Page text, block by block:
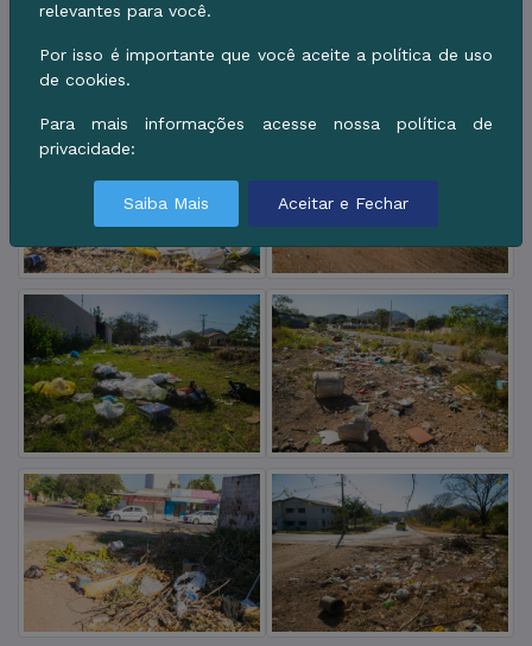
relevantes para você.
Por isso é importante que você aceite a política de uso
de cookies.
Para mais informações acesse nossa política de
privacidade:
Saiba Mais Aceitar e Fechar